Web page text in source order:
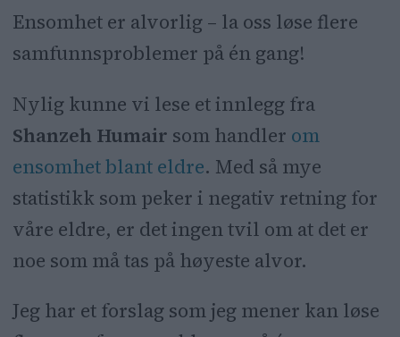
Ensomhet er alvorlig – la oss løse flere
samfunnsproblemer på én gang!
Nylig kunne vi lese et innlegg fra
Shanzeh Humair som handler om
ensomhet blant eldre. Med så mye
statistikk som peker i negativ retning for
våre eldre, er det ingen tvil om at det er
noe som må tas på høyeste alvor.
Jeg har et forslag som jeg mener kan løse